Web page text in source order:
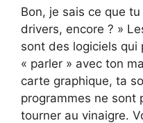
Bon, je sais ce que
drivers, encore ? »
sont des logiciels qui
« parler » avec ton
carte graphique, ta
programmes ne sont
tourner au vinaigre.